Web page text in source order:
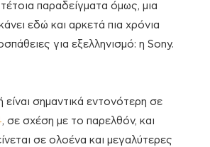
παραδείγματα όμως, μια
εδώ και αρκετά πια χρόνια
για εξελληνισμό: η Sony.
σημαντικά εντονότερη σε
, σε σχέση με το παρελθόν, και
σε ολοένα και μεγαλύτερες